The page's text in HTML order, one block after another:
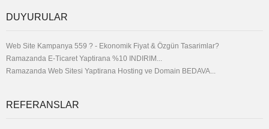
DUYURULAR
Web Site Kampanya 559 ? - Ekonomik Fiyat & Özgün Tasarimlar?
Ramazanda E-Ticaret Yaptirana %10 INDIRIM...
Ramazanda Web Sitesi Yaptirana Hosting ve Domain BEDAVA...
REFERANSLAR